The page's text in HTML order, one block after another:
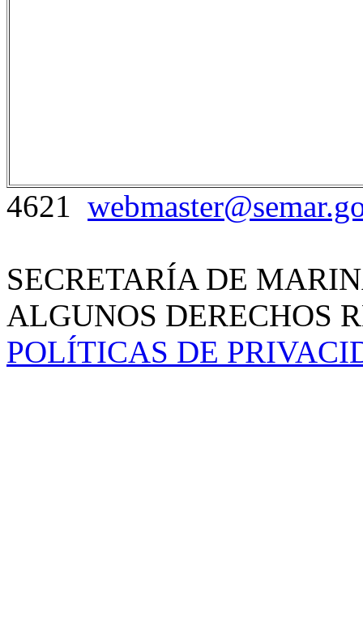
4621
SECRETARÍA DE
ALGUNOS DERECHOS
POLÍTICAS DE